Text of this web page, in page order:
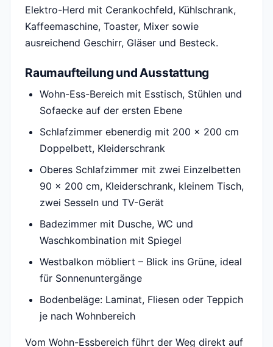
Elektro-Herd mit Cerankochfeld, Kühlschrank,
Kaffeemaschine, Toaster, Mixer sowie
ausreichend Geschirr, Gläser und Besteck.
Raumaufteilung und Ausstattung
Wohn-Ess-Bereich mit Esstisch, Stühlen und
Sofaecke auf der ersten Ebene
Schlafzimmer ebenerdig mit 200 x 200 cm
Doppelbett, Kleiderschrank
Oberes Schlafzimmer mit zwei Einzelbetten
90 x 200 cm, Kleiderschrank, kleinem Tisch,
zwei Sesseln und TV-Gerät
Badezimmer mit Dusche, WC und
Waschkombination mit Spiegel
Westbalkon möbliert – Blick ins Grüne, ideal
für Sonnenuntergänge
Bodenbeläge: Laminat, Fliesen oder Teppich
je nach Wohnbereich
Vom Wohn-Essbereich führt der Weg direkt auf